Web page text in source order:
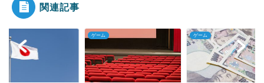
Powered by livedoor 相互RSS
関連記事
ゲーム ゲーム